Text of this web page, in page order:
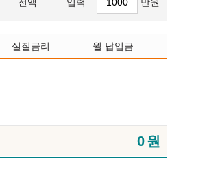
실질금리 월 납입금
0원